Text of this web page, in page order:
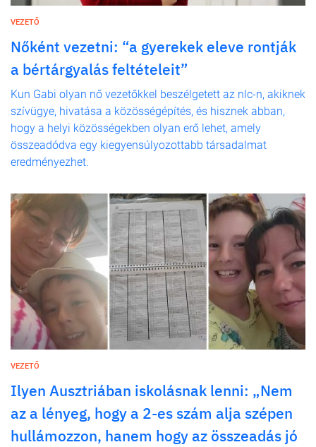
VEZETŐ
Nőként vezetni: “a gyerekek eleve rontják
a bértárgyalás feltételeit”
Kun Gabi olyan nő vezetőkkel beszélgetett az nlc-n, akiknek
szívügye, hivatása a közösségépítés, és hisznek abban,
hogy a helyi közösségekben olyan erő lehet, amely
összeadódva egy kiegyensúlyozottabb társadalmat
eredményezhet.
VEZETŐ
Ilyen Ausztriában iskolásnak lenni: „Nem
az a lényeg, hogy a 2-es szám alja szépen
hullámozzon, hanem hogy az összeadás jó